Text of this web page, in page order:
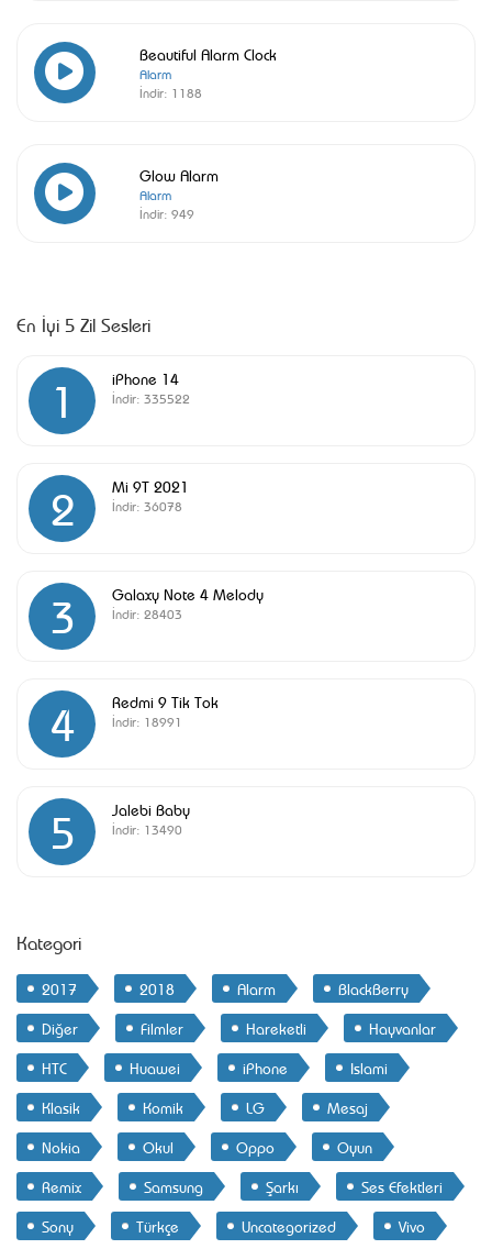
Beautiful Alarm Clock
Alarm
İndir: 1188
Glow Alarm
Alarm
İndir: 949
En İyi 5 Zil Sesleri
1 iPhone 14
İndir: 335522
2 Mi 9T 2021
İndir: 36078
3 Galaxy Note 4 Melody
İndir: 28403
4 Redmi 9 Tik Tok
İndir: 18991
5 Jalebi Baby
İndir: 13490
Kategori
2017 2018 Alarm
BlackBerry
Diğer
Filmler Hareketli
Hayvanlar
HTC
Huawei iPhone
Islami
Klasik
Komik LG
Mesaj
Nokia
Okul Oppo
Oyun
Remix
Samsung Şarkı
Ses Efektleri
Sony
Türkçe Uncategorized Vivo